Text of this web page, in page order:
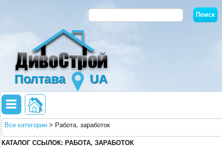
Полтава UA
Все категории > Работа, заработок
КАТАЛОГ ССЫЛОК: РАБОТА, ЗАРАБОТОК